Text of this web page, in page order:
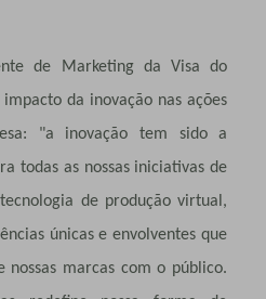
de Marketing da Visa do
da inovação nas ações
"a inovação tem sido a
todas as nossas iniciativas de
de produção virtual,
únicas e envolventes que
nossas marcas com o público.